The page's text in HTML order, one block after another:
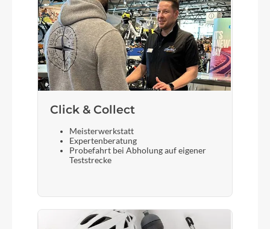
KTM Racktime tour (snap-it 1.0)
Schalthebel
Shimano Deore XT M8130-11 LG
Steuersatz
Acros AICR internal 1.1/8"-1.5" angle limit
Gabel
Click & Collect
Meisterwerkstatt
Expertenberatung
Probefahrt bei Abholung auf eigener
Teststrecke